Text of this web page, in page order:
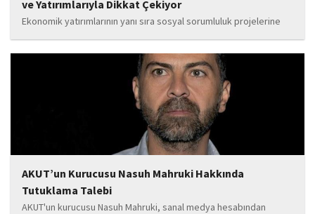
ve Yatırımlarıyla Dikkat Çekiyor
Ekonomik yatırımlarının yanı sıra sosyal sorumluluk projelerine
de önem veren Babat'ın, eğitim alanında bir lise ile iki okulun
yapımına katkı sunduğu, ayrıca Şırnak'ın çeşitli noktalarında
tamamlanan ve yapımı devam eden...
AKUT’un Kurucusu Nasuh Mahruki Hakkında
Tutuklama Talebi
AKUT'un kurucusu Nasuh Mahruki, sanal medya hesabından